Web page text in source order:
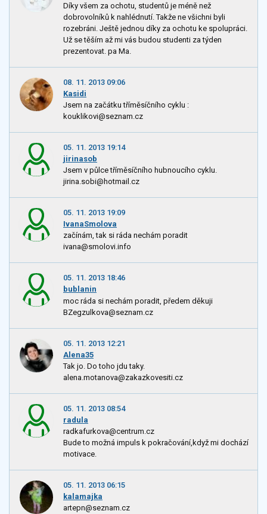
Díky všem za ochotu, studentů je méně než
dobrovolníků k nahlédnutí. Takže ne všichni byli
rozebráni. Ještě jednou díky za ochotu ke spolupráci.
Už se těším až mi vás budou studenti za týden
prezentovat. pa Ma.
08. 11. 2013 09:06
Kasidi
Jsem na začátku tříměsíčního cyklu :
kouklikovi@seznam.cz
05. 11. 2013 19:14
jirinasob
Jsem v půlce tříměsíčního hubnoucího cyklu.
jirina.sobi@hotmail.cz
05. 11. 2013 19:09
IvanaSmolova
začínám, tak si ráda nechám poradit
ivana@smolovi.info
05. 11. 2013 18:46
bublanin
moc ráda si nechám poradit, předem děkuji
BZegzulkova@seznam.cz
05. 11. 2013 12:21
Alena35
Tak jo. Do toho jdu taky.
alena.motanova@zakazkovesiti.cz
05. 11. 2013 08:54
radula
radkafurkova@centrum.cz
Bude to možná impuls k pokračování,když mi dochází
motivace.
05. 11. 2013 06:15
kalamajka
artepn@seznam.cz